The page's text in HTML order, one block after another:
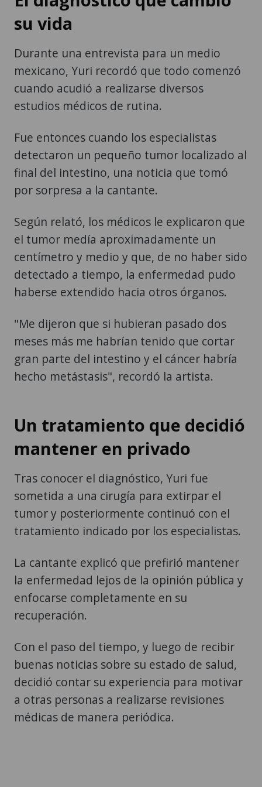
su vida
Durante una entrevista para un medio
mexicano, Yuri recordó que todo comenzó
cuando acudió a realizarse diversos
estudios médicos de rutina.
Fue entonces cuando los especialistas
detectaron un pequeño tumor localizado al
final del intestino, una noticia que tomó
por sorpresa a la cantante.
Según relató, los médicos le explicaron que
el tumor medía aproximadamente un
centímetro y medio y que, de no haber sido
detectado a tiempo, la enfermedad pudo
haberse extendido hacia otros órganos.
"Me dijeron que si hubieran pasado dos
meses más me habrían tenido que cortar
gran parte del intestino y el cáncer habría
hecho metástasis", recordó la artista.
Un tratamiento que decidió
mantener en privado
Tras conocer el diagnóstico, Yuri fue
sometida a una cirugía para extirpar el
tumor y posteriormente continuó con el
tratamiento indicado por los especialistas.
La cantante explicó que prefirió mantener
la enfermedad lejos de la opinión pública y
enfocarse completamente en su
recuperación.
Con el paso del tiempo, y luego de recibir
buenas noticias sobre su estado de salud,
decidió contar su experiencia para motivar
a otras personas a realizarse revisiones
médicas de manera periódica.